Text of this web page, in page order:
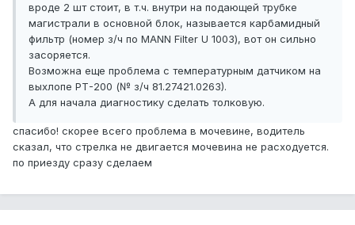
вроде 2 шт стоит, в т.ч. внутри на подающей трубке
магистрали в основной блок, называется карбамидный
фильтр (номер з/ч по MANN Filter U 1003), вот он сильно
засоряется.
Возможна еще проблема с температурным датчиком на
выхлопе РТ-200 (№ з/ч 81.27421.0263).
А для начала диагностику сделать толковую.
спасибо! скорее всего проблема в мочевине, водитель
сказал, что стрелка не двигается мочевина не расходуется.
по приезду сразу сделаем